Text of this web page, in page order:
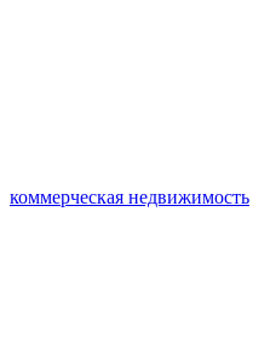
коммерческая недвижимость